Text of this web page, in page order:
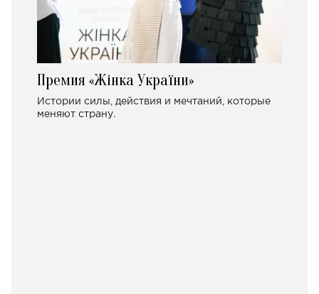
Премия «Жінка України»
Истории силы, действия и мечтаний, которые
меняют страну.